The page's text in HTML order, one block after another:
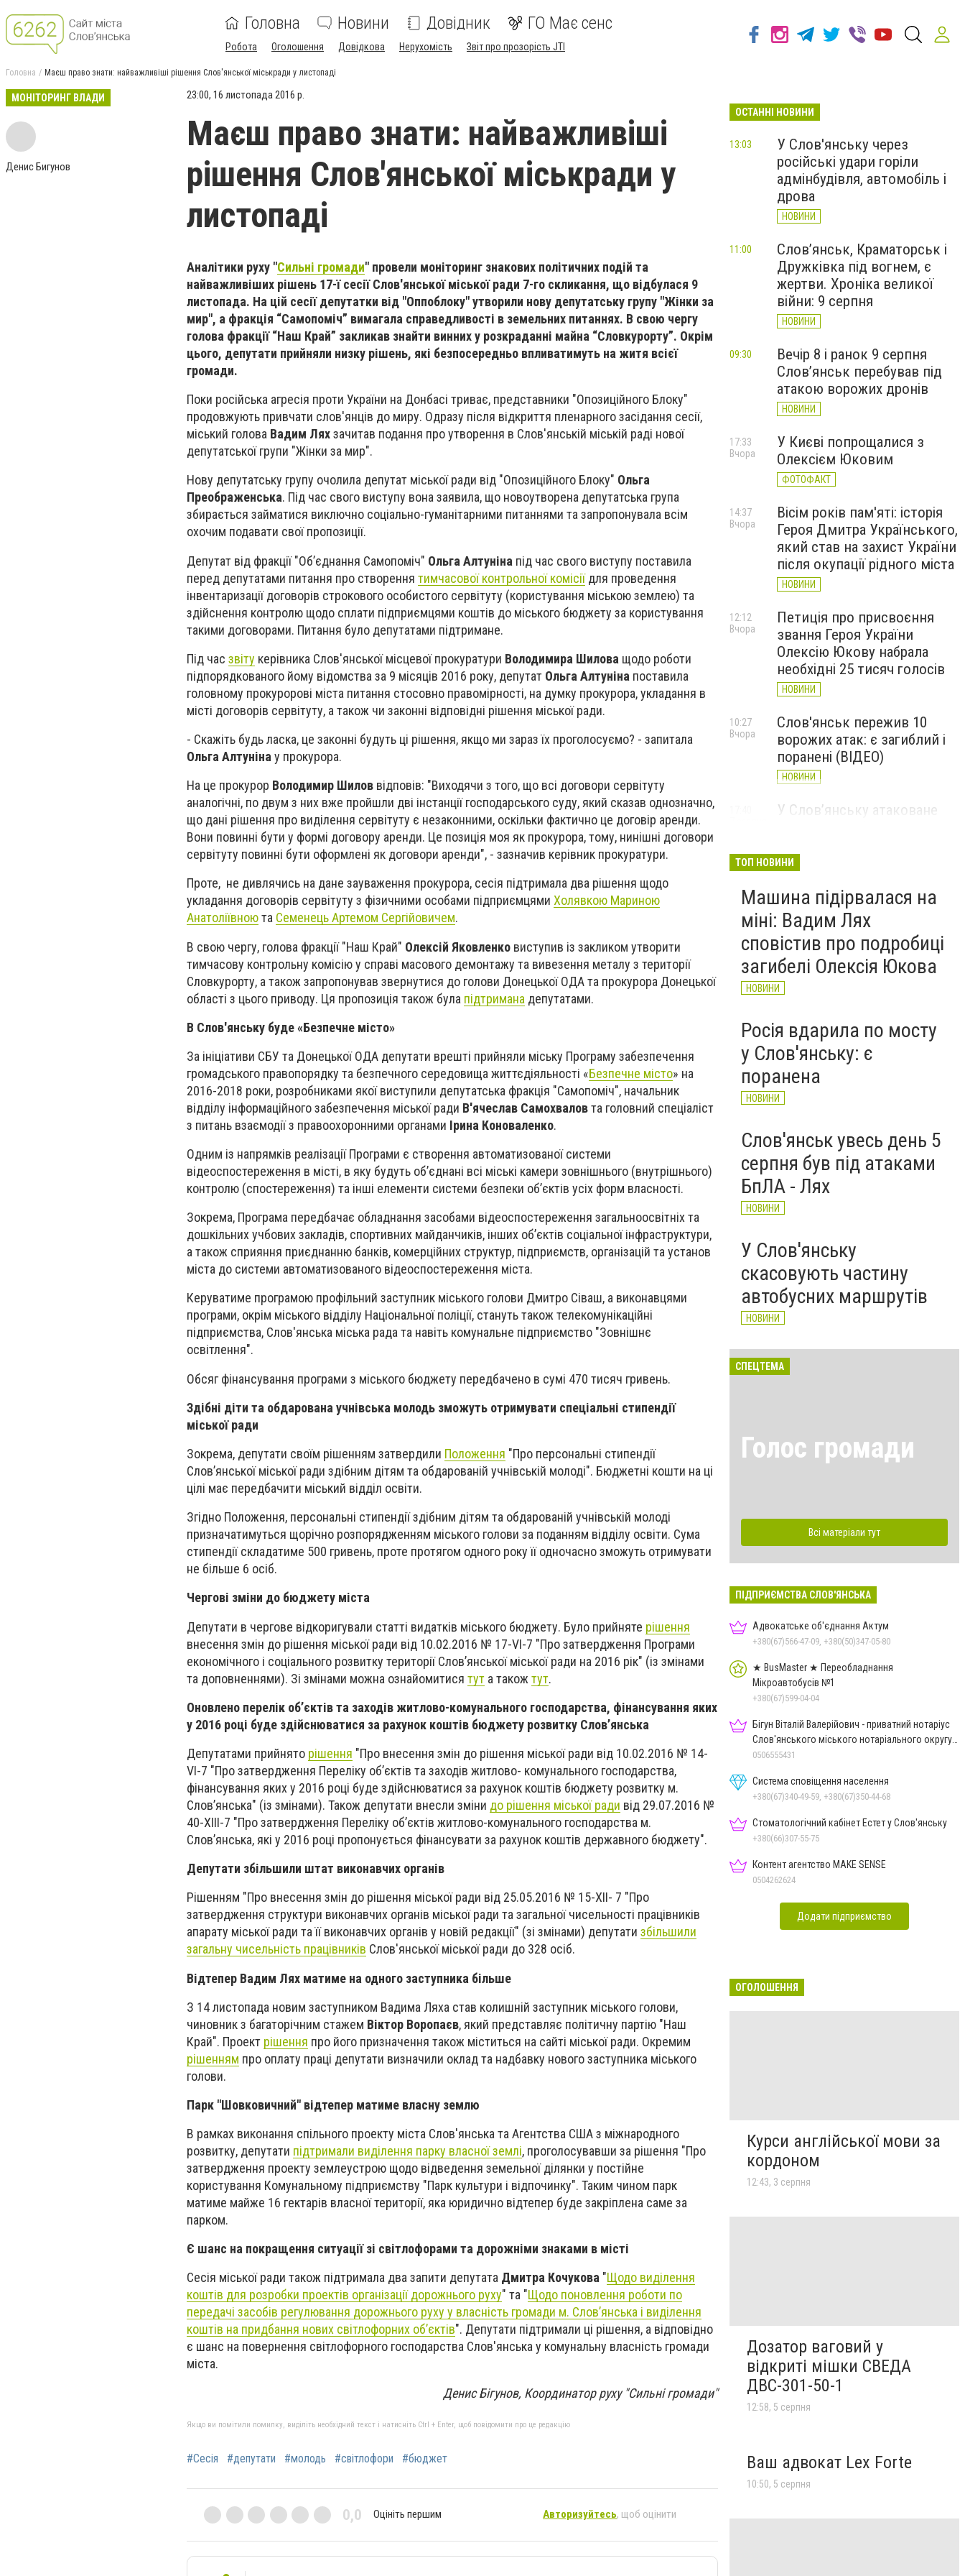
Головна Новини Довідник ГО Має сенс
Робота Оголошення Довідкова Нерухомість Звіт про прозорість JTI
Головна Маєш право знати: найважливіші рішення Слов'янської міськради у листопаді
МОНІТОРИНГ ВЛАДИ
Денис Бигунов
23:00, 16 листопада 2016 р.
Маєш право знати: найважливіші
рішення Слов'янської міськради у
листопаді
Аналітики руху "Сильні громади" провели моніторинг знакових політичних подій та
найважливіших рішень 17-ї сесії Слов'янської міської ради 7-го скликання, що відбулася 9
листопада. На цій сесії депутатки від "Оппоблоку" утворили нову депутатську групу "Жінки за
мир", а фракція “Самопоміч” вимагала справедливості в земельних питаннях. В свою чергу
голова фракції “Наш Край” закликав знайти винних у розкраданні майна “Словкурорту”. Окрім
цього, депутати прийняли низку рішень, які безпосередньо впливатимуть на житя всієї
громади.
Поки російська агресія проти України на Донбасі триває, представники "Опозиційного Блоку"
продовжують привчати слов'янців до миру. Одразу після відкриття пленарного засідання сесії,
міський голова Вадим Ляхзачитав подання про утворення в Слов'янській міській раді нової
депутатської групи "Жінки за мир".
Нову депутатську групу очолила депутат міської ради від "Опозиційного Блоку" Ольга
Преображенська. Під час свого виступу вона заявила, що новоутворена депутатська група
збирається займатися виключно соціально-гуманітарними питаннями та запропонувала всім
охочим подавати свої пропозиції.
Депутат від фракції "Об’єднання Самопоміч" Ольга Алтуніна під час свого виступу поставила
перед депутатами питання про створення тимчасової контрольної комісіїдля проведення
інвентаризації договорів строкового особистого сервітуту (користування міською землею) та
здійснення контролю щодо сплати підприємцями коштів до міського бюджету за користування
такими договорами. Питання було депутатами підтримане.
Під час звіту керівника Слов'янської місцевої прокуратури Володимира Шилова щодо роботи
підпорядкованого йому відомства за 9 місяців 2016 року, депутат Ольга Алтуніна поставила
головному прокуророві міста питання стосовно правомірності, на думку прокурора, укладання в
місті договорів сервітуту, а також чи законні відповідні рішення міської ради.
- Скажіть будь ласка, це законні будуть ці рішення, якщо ми зараз їх проголосуємо? - запитала
Ольга Алтуніна у прокурора.
На це прокурор Володимир Шилов відповів: "Виходячи з того, що всі договори сервітуту
аналогічні, по двум з них вже пройшли дві інстанції господарського суду, який сказав однозначно,
що дані рішення про виділення сервітуту є незаконними, оскільки фактично це договір аренди.
Вони повинні бути у формі договору аренди. Це позиція моя як прокурора, тому, нинішні договори
сервітуту повинні бути оформлені як договори аренди", - зазначив керівник прокуратури.
Проте, не дивлячись на дане зауваження прокурора, сесія підтримала два рішення щодо
укладання договорів сервітуту з фізичними особами підприємцями Холявкою Мариною
Анатоліївноюта Семенець Артемом Сергійовичем.
В свою чергу, голова фракції "Наш Край" Олексій Яковленко виступив із закликом утворити
тимчасову контрольну комісію у справі масового демонтажу та вивезення металу з території
Словкурорту, а також запропонував звернутися до голови Донецької ОДА та прокурора Донецької
області з цього приводу. Ця пропозиція також була підтримана депутатами.
В Слов'янську буде «Безпечне місто»
За ініціативи СБУ та Донецької ОДА депутати врешті прийняли міську Програму забезпечення
громадського правопорядку та безпечного середовища життєдіяльності «Безпечне місто» на
2016-2018 роки, розробниками якої виступили депутатська фракція "Самопоміч", начальник
відділу інформаційного забезпечення міської ради В'ячеслав Самохваловта головний спеціаліст
з питань взаємодії з правоохоронними органами Ірина Коноваленко.
Одним із напрямків реалізації Програми є створення автоматизованої системи
відеоспостереження в місті, в яку будуть об’єднані всі міські камери зовнішнього (внутрішнього)
контролю (спостереження) та інші елементи системи безпеки об’єктів усіх форм власності.
Зокрема, Програма передбачає обладнання засобами відеоспостереження загальноосвітніх та
дошкільних учбових закладів, спортивних майданчиків, інших об’єктів соціальної інфраструктури,
а також сприяння приєднанню банків, комерційних структур, підприємств, організацій та установ
міста до системи автоматизованого відеоспостереження міста.
Керуватиме програмою профільний заступник міського голови Дмитро Сіваш, а виконавцями
програми, окрім міського відділу Національної поліції, стануть також телекомунікаційні
підприємства, Слов'янська міська рада та навіть комунальне підприємство "Зовнішнє
освітлення".
Обсяг фінансування програми з міського бюджету передбачено в сумі 470 тисяч гривень.
Здібні діти та обдарована учнівська молодь зможуть отримувати спеціальні стипендії
міської ради
Зокрема, депутати своїм рішенням затвердили Положення "Про персональні стипендії
Слов’янської міської ради здібним дітям та обдарованій учнівській молоді". Бюджетні кошти на ці
цілі має передбачити міський відділ освіти.
Згідно Положення, персональні стипендії здібним дітям та обдарованій учнівській молоді
призначатимуться щорічно розпорядженням міського голови за поданням відділу освіти. Сума
стипендії складатиме 500 гривень, проте протягом одного року її одночасно зможуть отримувати
не більше 6 осіб.
Чергові зміни до бюджету міста
Депутати в чергове відкоригували статті видатків міського бюджету. Було прийняте рішення
внесення змін до рішення міської ради від 10.02.2016 № 17-VI-7 "Про затвердження Програми
економічного і соціального розвитку території Слов’янської міської ради на 2016 рік" (із змінами
та доповненнями). Зі змінами можна ознайомитися тут а також тут.
Оновлено перелік об’єктів та заходів житлово-комунального господарства, фінансування яких
у 2016 році буде здійснюватися за рахунок коштів бюджету розвитку Слов’янська
Депутатами прийнято рішення "Про внесення змін до рішення міської ради від 10.02.2016 № 14-
VI-7 "Про затвердження Переліку об’єктів та заходів житлово- комунального господарства,
фінансування яких у 2016 році буде здійснюватися за рахунок коштів бюджету розвитку м.
Слов’янська" (із змінами). Також депутати внесли зміни до рішення міської ради від 29.07.2016 №
40-ХІІІ-7 "Про затвердження Переліку об’єктів житлово-комунального господарства м.
Слов’янська, які у 2016 році пропонується фінансувати за рахунок коштів державного бюджету".
Депутати збільшили штат виконавчих органів
Рішенням "Про внесення змін до рішення міської ради від 25.05.2016 № 15-ХІІ- 7 "Про
затвердження структури виконавчих органів міської ради та загальної чисельності працівників
апарату міської ради та її виконавчих органів у новій редакції" (зі змінами) депутати збільшили
загальну чисельність працівників Слов'янської міської ради до 328 осіб.
Відтепер Вадим Лях матиме на одного заступника більше
З 14 листопада новим заступником Вадима Ляха став колишній заступник міського голови,
чиновник з багаторічним стажем Віктор Воропаєв, який представляє політичну партію "Наш
Край". Проект рішення про його призначення також міститься на сайті міської ради. Окремим
рішенням про оплату праці депутати визначили оклад та надбавку нового заступника міського
голови.
Парк "Шовковичний" відтепер матиме власну землю
В рамках виконання спільного проекту міста Слов'янська та Агентства США з міжнародного
розвитку, депутати підтримали виділення парку власної землі, проголосувавши за рішення "Про
затвердження проекту землеустрою щодо відведення земельної ділянки у постійне
користування Комунальному підприємству "Парк культури і відпочинку". Таким чином парк
матиме майже 16 гектарів власної території, яка юридично відтепер буде закріплена саме за
парком.
Є шанс на покращення ситуації зі світлофорами та дорожніми знаками в місті
Сесія міської ради також підтримала два запити депутата Дмитра Кочукова "Щодо виділення
коштів для розробки проектів організації дорожнього руху" та "Щодо поновлення роботи по
передачі засобів регулювання дорожнього руху у власність громади м. Слов’янська і виділення
коштів на придбання нових світлофорних об’єктів". Депутати підтримали ці рішення, а відповідно
є шанс на повернення світлофорного господарства Слов'янська у комунальну власність громади
міста.
Денис Бігунов, Координатор руху "Сильні громади"
Якщо ви помітили помилку, виділіть необхідний текст і натисніть Ctrl + Enter, щоб повідомити про це редакцію
#Сесія #депутати #молодь #світлофори #бюджет
0,0 Оцініть першим Авторизуйтесь, щоб оцінити
ОСТАННІ НОВИНИ
У Слов'янську через
російські удари горіли
адмінбудівля, автомобіль і
дрова
НОВИНИ
13:03
Слов’янськ, Краматорськ і
Дружківка під вогнем, є
жертви. Хроніка великої
війни: 9 серпня
НОВИНИ
11:00
Вечір 8 і ранок 9 серпня
Слов’янськ перебував під
атакою ворожих дронів
НОВИНИ
09:30
У Києві попрощалися з
Олексієм Юковим
ФОТОФАКТ
17:33
Вчора
Вісім років пам'яті: історія
Героя Дмитра Українського,
який став на захист України
після окупації рідного міста
НОВИНИ
14:37
Вчора
Петиція про присвоєння
звання Героя України
Олексію Юкову набрала
необхідні 25 тисяч голосів
НОВИНИ
12:12
Вчора
Слов'янськ пережив 10
ворожих атак: є загиблий і
поранені (ВІДЕО)
НОВИНИ
10:27
Вчора
У Слов’янську атаковане
НОВИНИ
ТОП НОВИНИ
Машина підірвалася на
міні: Вадим Лях
сповістив про подробиці
загибелі Олексія Юкова
НОВИНИ
Росія вдарила по мосту
у Слов'янську: є
поранена
НОВИНИ
Слов'янськ увесь день 5
серпня був під атаками
БпЛА - Лях
НОВИНИ
У Слов'янську
скасовують частину
автобусних маршрутів
НОВИНИ
СПЕЦТЕМА
Голос громади
Всі матеріали тут
ПІДПРИЄМСТВА СЛОВ'ЯНСЬКА
Адвокатське об'єднання Актум
+380(67)566-47-09, +380(50)347-05-80
★ BusMaster ★ Переобладнання
Мікроавтобусів №1
+380(67)599-04-04
Бігун Віталій Валерійович - приватний нотаріус
Слов'янського міського нотаріального округу
Дон.обл.
0506555431
Система сповіщення населення
+380(67)340-49-59, +380(67)350-44-68
Стоматологічний кабінет Естет у Слов'янську
+380(66)307-55-75
Контент агентство MAKE SENSE
0504262624
Додати підприємство
ОГОЛОШЕННЯ
Курси англійської мови за
кордоном
12:43, 3 серпня
Дозатор ваговий у
відкриті мішки СВЕДА
ДВС-301-50-1
12:58, 5 серпня
Ваш адвокат Lex Forte
10:50, 5 серпня